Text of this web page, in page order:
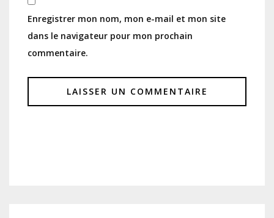
Enregistrer mon nom, mon e-mail et mon site
dans le navigateur pour mon prochain
commentaire.